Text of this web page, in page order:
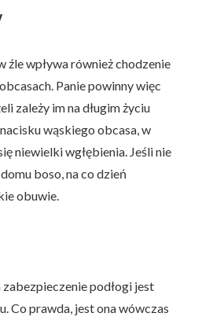
źle wpływa również chodzenie
Panie powinny więc
zależy im na długim życiu
wąskiego obcasa, w
niewielki wgłębienia. Jeśli nie
boso, na co dzień
obuwie.
podłogi jest
Co prawda, jest ona wówczas